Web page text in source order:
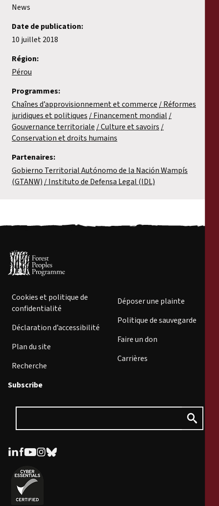
News
Date de publication:
10 juillet 2018
Région:
Pérou
Programmes:
Chaînes d’approvisionnement et commerce
Réformes
juridiques et politiques
Financement mondial
Gouvernance territoriale Culture et savoirs
Conservation et droits humains
Partenaires:
Gobierno Territorial Autónomo de la Nación Wampís
(GTANW)
Instituto de Defensa Legal (IDL)
Cookies et politique de
confidentialité
Déclaration d’accessibilité
Plan du site
Recherche
Déposer une plainte
Politique de sauvegarde
Faire un don
Carrières
Subscribe